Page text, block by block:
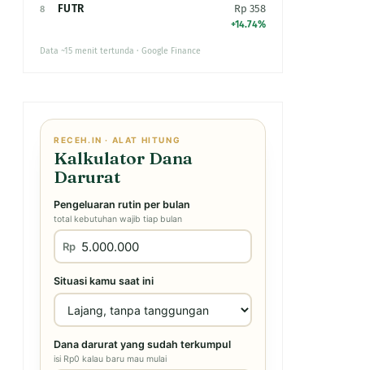
8 FUTR Rp 358
+14.74%
Data ~15 menit tertunda · Google Finance
RECEH.IN · ALAT HITUNG
Kalkulator Dana
Darurat
Pengeluaran rutin per bulan
total kebutuhan wajib tiap bulan
Rp
Situasi kamu saat ini
Dana darurat yang sudah terkumpul
isi Rp0 kalau baru mau mulai